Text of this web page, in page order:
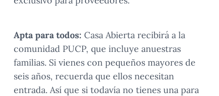
Apta para todos: Casa Abierta recibirá a la
comunidad PUCP, que incluye anuestras
familias. Si vienes con pequeños mayores de
seis años, recuerda que ellos necesitan
entrada. Así que si todavía no tienes una para